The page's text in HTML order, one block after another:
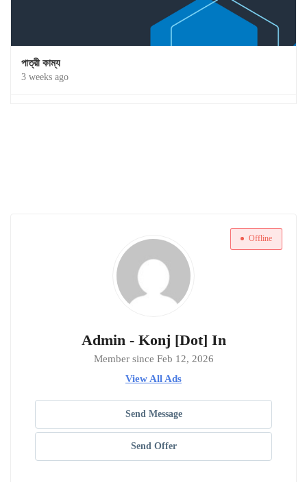
পাত্রী কাম্য
3 weeks ago
Offline
Admin - Konj [Dot] In
Member since Feb 12, 2026
View All Ads
Send Message
Send Offer